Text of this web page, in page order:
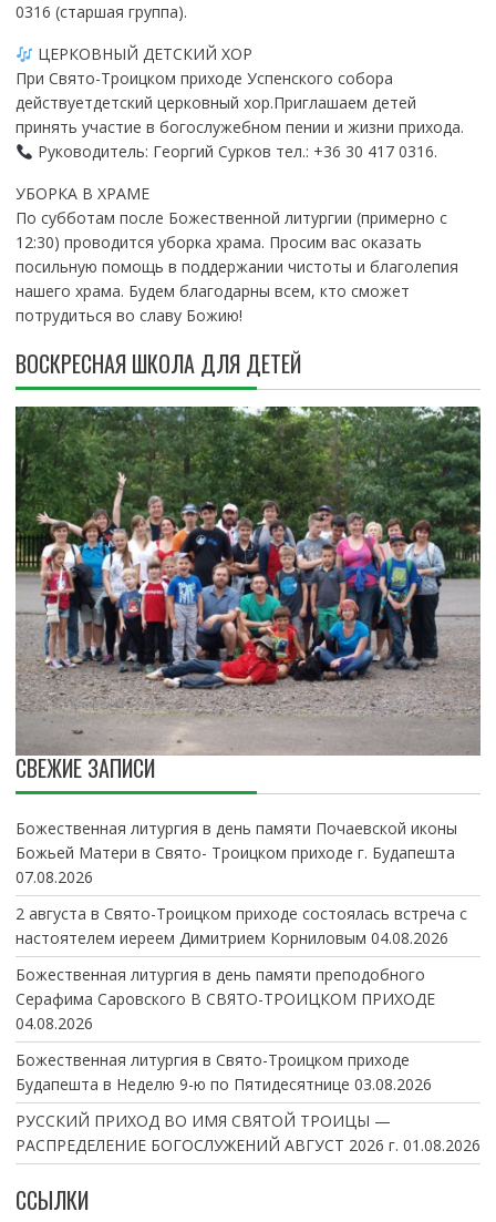
0316 (старшая группа).
ЦЕРКОВНЫЙ ДЕТСКИЙ ХОР
При Свято-Троицком приходе Успенского собора
действуетдетский церковный хор.Приглашаем детей
принять участие в богослужебном пении и жизни прихода.
Руководитель: Георгий Сурков тел.: +36 30 417 0316.
УБОРКА В ХРАМЕ
По субботам после Божественной литургии (примерно с
12:30) проводится уборка храма. Просим вас оказать
посильную помощь в поддержании чистоты и благолепия
нашего храма. Будем благодарны всем, кто сможет
потрудиться во славу Божию!
ВОСКРЕСНАЯ ШКОЛА ДЛЯ ДЕТЕЙ
СВЕЖИЕ ЗАПИСИ
Божественная литургия в день памяти Почаевской иконы
Божьей Матери в Свято- Троицком приходе г. Будапешта
07.08.2026
2 августа в Свято-Троицком приходе состоялась встреча с
настоятелем иереем Димитрием Корниловым 04.08.2026
Божественная литургия в день памяти преподобного
Серафима Саровского В СВЯТО-ТРОИЦКОМ ПРИХОДЕ
04.08.2026
Божественная литургия в Свято-Троицком приходе
Будапешта в Неделю 9-ю по Пятидесятнице 03.08.2026
РУССКИЙ ПРИХОД ВО ИМЯ СВЯТОЙ ТРОИЦЫ —
РАСПРЕДЕЛЕНИЕ БОГОСЛУЖЕНИЙ АВГУСТ 2026 г. 01.08.2026
ССЫЛКИ